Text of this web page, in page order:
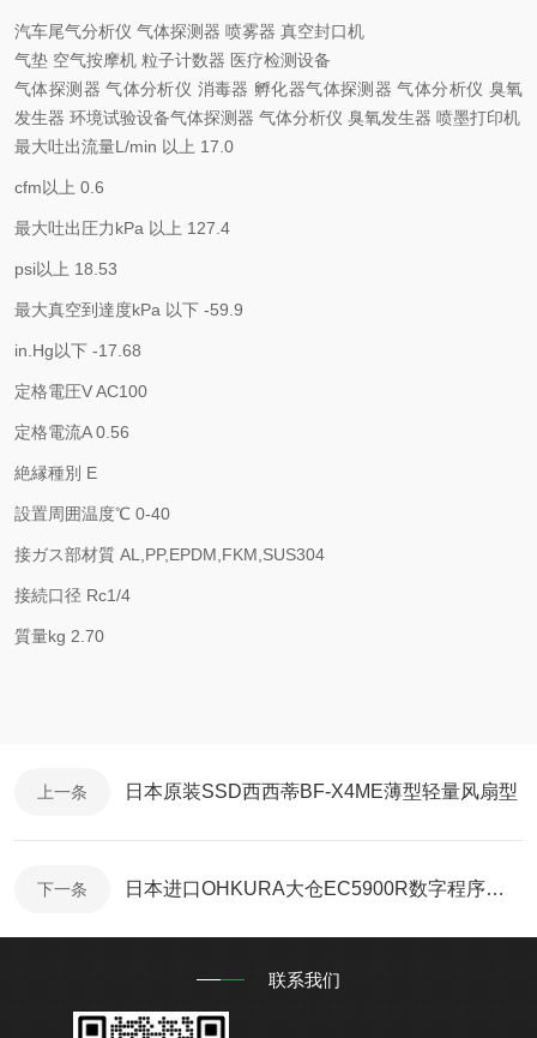
汽车尾气分析仪 气体探测器 喷雾器 真空封口机
气垫 空气按摩机 粒子计数器 医疗检测设备
气体探测器 气体分析仪 消毒器 孵化器气体探测器 气体分析仪 臭氧
发生器 环境试验设备气体探测器 气体分析仪 臭氧发生器 喷墨打印机
最大吐出流量L/min 以上 17.0
cfm以上 0.6
最大吐出圧力kPa 以上 127.4
psi以上 18.53
最大真空到達度kPa 以下 -59.9
in.Hg以下 -17.68
定格電圧V AC100
定格電流A 0.56
絶縁種別 E
設置周囲温度℃ 0-40
接ガス部材質 AL,PP,EPDM,FKM,SUS304
接続口径 Rc1/4
質量kg 2.70
上一条 日本原装SSD西西蒂BF-X4ME薄型轻量风扇型
下一条 日本进口OHKURA大仓EC5900R数字程序控制仪
联系我们